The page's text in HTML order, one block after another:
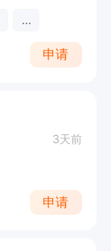
...
申请
3天前
申请